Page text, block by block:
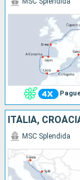
ITÁLIA,
MSC Splendida